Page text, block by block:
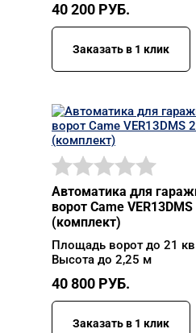
40 200 РУБ.
Заказать в 1 клик
Автоматика для
ворот Came
(комплект)
Площадь ворот до 21
Высота до 2,25 м
40 800 РУБ.
Заказать в 1 клик